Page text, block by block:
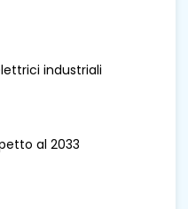
industriali
al 2033